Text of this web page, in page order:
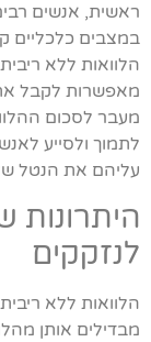
ראשית, אנשים
במצבים כלכליים
הלוואות ללא
מאפשרות לקבל את
מעבר לסכום
לתמוך ולסייע
עליהם את הנטל
היתרונות
לנזקקים
הלוואות ללא
מבדילים אותן